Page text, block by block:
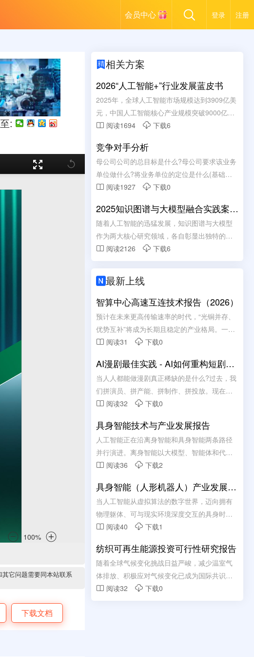
会员中心 登录 注册
:
它问题需要同本站联系
下载文档
相关方案
2026“人工智能+”行业发展蓝皮书
2025年，全球人工智能市场规模达到3909亿美
元，中国人工智能核心产业规模突破9000亿
元。AIAgent细分市场以49.6%的年复合增长率
年之内从9.6%跃升至47.5%。从2024年初，中
国日均词元(Token)调用量为1000亿;至2025年
底，跃升至100万亿;2026年3月，已突破140万
亿，两年增长超千倍。这些数字背后，是一场
破"走向“系统重构”。
 阅读1694  下载6
竞争对手分析
母公司公司的总目标是什么?母公司要求该业务
单位做什么?将业务单位的定位是什么(基础业
务还是边缘业务)
 阅读1927  下载0
2025知识图谱与大模型融合实践案例
集
随着人工智能的迅猛发展，知识图谱与大模型
作为两大核心研究领域，各自彰显出独特的技
术优势。知识图谱以结构化方式精准刻画实体
大模型则凭借海量数据训练展现出卓越的自然
语言理解与生成能力，具备强大的泛化学习性
能。
 阅读2126  下载6
 最新上线
智算中心高速互连技术报告（2026）
预计在未来更高传输速率的时代，“光铜并存、
优势互补”将成为长期且稳定的产业格局。一个
务实且高效的智算中心互连架构，应该是铜负
在成本、功耗及散热上的综合优势，承接机柜
内及柜间近端的短距互连;光互连则依托其高带
宽与低损耗传输特性，承担起跨机柜及远距离
通信的重任。二者并非简单的替代关系，而是
 阅读31  下载0
AI漫剧最佳实践 - AI如何重构短剧内
容生产链路
当人人都能做漫剧真正稀缺的是什么?过去，我
们拼演员、拼产能、拼制作、拼投放。现在，
当产能不在稀缺，真正的痛点是什么?
 阅读32  下载0
具身智能技术与产业发展报告
人工智能正在沿离身智能和具身智能两条路径
并行演进。离身智能以大模型、智能体和代理
式软件系统为代表，重点提升数字空间的信息
步把模型能力延伸到物理世界，通过“AI大脑+物
理载体+环境交互”形成感知、认知、决策、执
行和学习闭环。离身智能决定数字生产力扩张
速度，具身智能决定人工智能能否真正进入制
领域。
 阅读36  下载2
具身智能（人形机器人）产业发展蓝
皮书（2026年）
当人工智能从虚拟算法的数字世界，迈向拥有
物理躯体、可与现实环境深度交互的具身时
代，人形机器人作为具身智能最具代表性、最
生产力跃升、重塑全球高端制造格局、开启智
能社会新纪元的关键力量。
 阅读40  下载1
纺织可再生能源投资可行性研究报告
随着全球气候变化挑战日益严峻，减少温室气
体排放、积极应对气候变化已成为国际共识。
2018年12月，在《联合国气候变化框架公约》
 阅读32  下载0